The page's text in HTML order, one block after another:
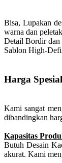
Bisa, Lupakan
warna dan
Detail Bordir dan
Sablon High-
Harga
Kami sangat
dibandingkan
Kapasitas
Butuh Desain
akurat. Kami